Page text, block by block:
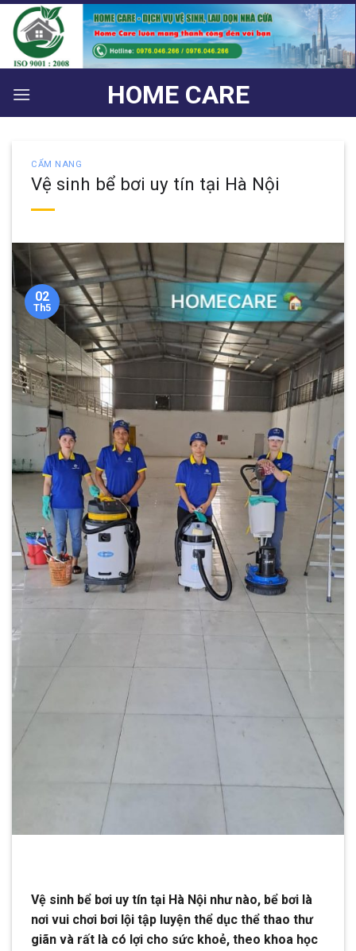
Bỏ
qua
nội
dung
HOME CARE
CẨM NANG
Vệ sinh bể bơi uy tín tại Hà Nội
02
Th5
Vệ sinh bể bơi uy tín tại Hà Nội như nào, bể bơi là
nơi vui chơi bơi lội tập luyện thể dục thể thao thư
giãn và rất là có lợi cho sức khoẻ, theo khoa học